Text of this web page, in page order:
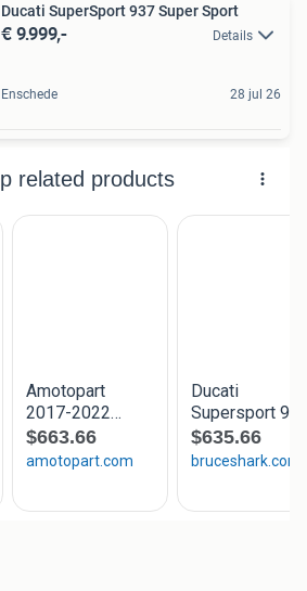
Ducati SuperSport 937 Super Sport
€ 9.999,- Details
Enschede 28 jul 26